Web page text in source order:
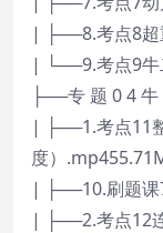
| ├──8.考点8超
| └──9.考点9牛
├──专 题 0 4
| ├──1.考点11
度）
| ├──10.刷题
| ├──2.考点12